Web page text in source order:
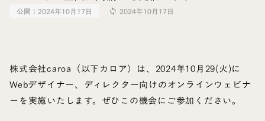
公開： 2024年10月17日 sync 2024年10月17日
株式会社caroa（以下カロア）は、2024年10月29(火)に
Webデザイナー、ディレクター向けのオンラインウェビナ
ーを実施いたします。ぜひこの機会にご参加ください。